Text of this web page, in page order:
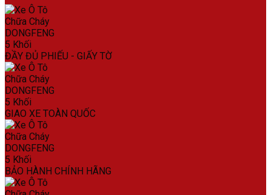
ĐẦY ĐỦ PHIẾU - GIẤY TỜ
GIAO XE TOÀN QUỐC
BẢO HÀNH CHÍNH HÃNG